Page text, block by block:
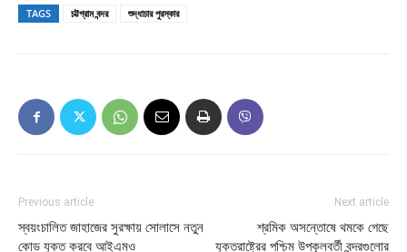
TAGS চট্টগ্রাম বন্দর শুদ্ধাচার পুরস্কার
Previous article
স্বয়ংচালিত জাহাজের সুরক্ষায় সোলাসে নতুন
কোড যুক্ত করবে আইএমও
Next article
শ্রমিক অসন্তোষে থমকে গেছে
যুক্তরাষ্ট্রের পশ্চিম উপকূলবর্তী বন্দরগুলোর